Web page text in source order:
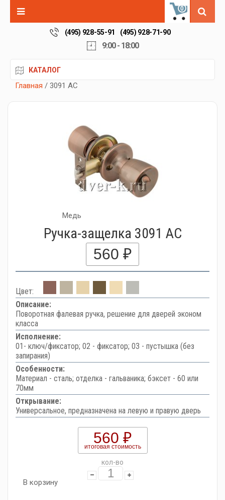
0
(495) 928-55-91 (495) 928-71-90
9:00 - 18:00
КАТАЛОГ
Главная / 3091 AC
Медь
Ручка-защелка 3091 AC
560 ₽
Цвет:
Описание:
Поворотная фалевая ручка, решение для дверей эконом
класса
Исполнение:
01- ключ/фиксатор; 02 - фиксатор; 03 - пустышка (без
запирания)
Особенности:
Материал - сталь; отделка - гальваника; бэксет - 60 или
70мм
Открывание:
Универсальное, предназначена на левую и правую дверь
560 ₽
итоговая стоимость
кол-во
В корзину